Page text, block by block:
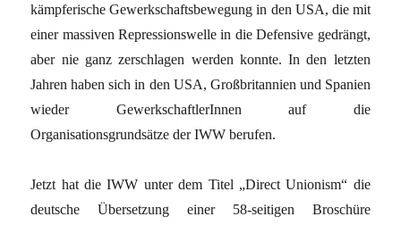
kämpferische Gewerkschaftsbewegung in den USA, die mit
einer massiven Repressionswelle in die Defensive gedrängt,
aber nie ganz zerschlagen werden konnte. In den letzten
Jahren haben sich in den USA, Großbritannien und Spanien
wieder GewerkschaftlerInnen auf die
Organisationsgrundsätze der IWW berufen.
Jetzt hat die IWW unter dem Titel „Direct Unionism“ die
deutsche Übersetzung einer 58-seitigen Broschüre